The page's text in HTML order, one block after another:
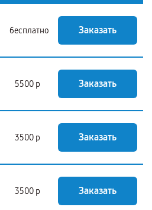
бесплатно Заказать
5500 р Заказать
3500 р Заказать
3500 р Заказать